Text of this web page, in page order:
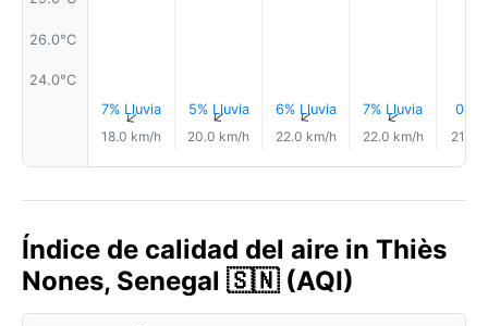
26.0°C
24.0°C
7% Lluvia
↑
18.0 km/h
5% Lluvia
↑
20.0 km/h
6% Lluvia
↑
22.0 km/h
7% Lluvia
↑
22.0 km/h
0.0
21.0
Índice de calidad del aire in Thiès
Nones, Senegal 🇸🇳 (AQI)